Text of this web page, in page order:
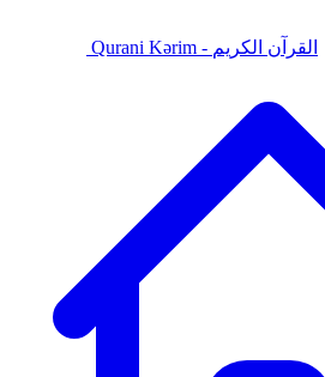
Qurani Kərim - القرآن الكريم